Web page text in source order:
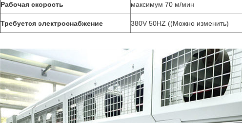
Рабочая скорость максимум 70 м/мин
Требуется электроснабжение 380V 50HZ ((Можно изменить)